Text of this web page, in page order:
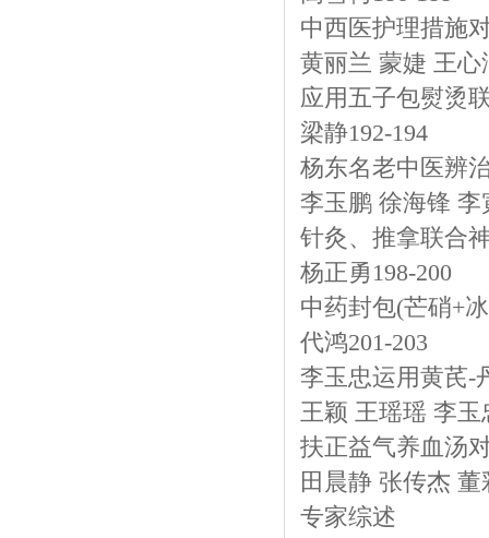
中西医护理措施
黄丽兰 蒙婕 王心
应用五子包熨烫
梁静192-194
杨东名老中医辨
李玉鹏 徐海锋 李
针灸、推拿联合
杨正勇198-200
中药封包(芒硝+
代鸿201-203
李玉忠运用黄芪-
王颖 王瑶瑶 李玉
扶正益气养血汤
田晨静 张传杰
专家综述